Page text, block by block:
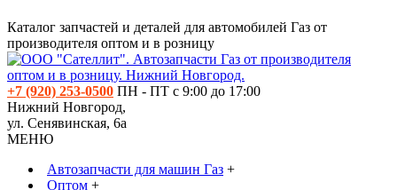
Каталог запчастей и деталей для автомобилей Газ от
производителя оптом и в розницу
+7 (920) 253-0500 ПН - ПТ с 9:00 до 17:00
Нижний Новгород,
ул. Сенявинская, 6а
МЕНЮ
Автозапчасти для машин Газ +
Оптом +